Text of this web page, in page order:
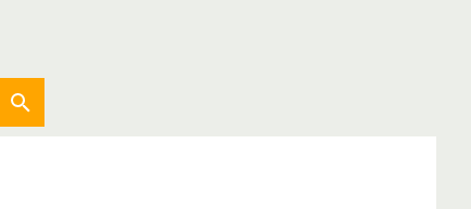
Aktuellen Standort verwenden